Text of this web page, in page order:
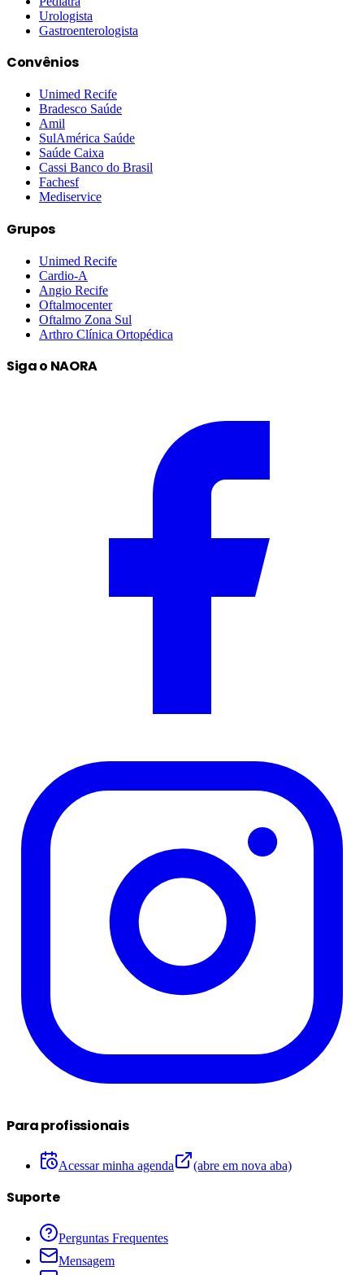
Urologista
Gastroenterologista
Convênios
Unimed Recife
Bradesco Saúde
Amil
SulAmérica Saúde
Saúde Caixa
Cassi Banco do Brasil
Fachesf
Mediservice
Grupos
Unimed Recife
Cardio-A
Angio Recife
Oftalmocenter
Oftalmo Zona Sul
Arthro Clínica Ortopédica
Siga o NAORA
Para profissionais
Acessar minha agenda (abre em nova aba)
Suporte
Perguntas Frequentes
Mensagem